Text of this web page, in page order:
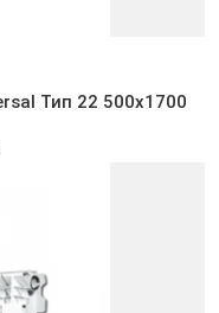
Тип 22 500x1700